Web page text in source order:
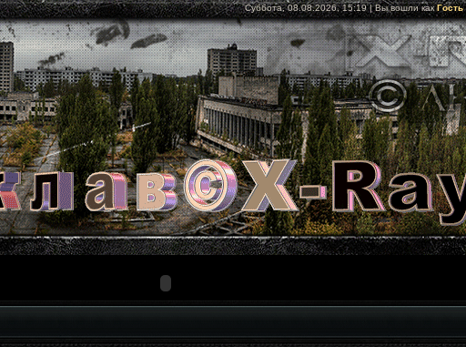
Суббота, 08.08.2026, 15:19 |Вы вошли как Гость